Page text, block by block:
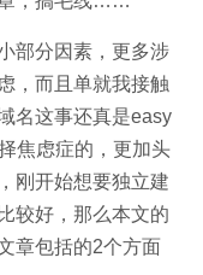
部分因素，更多涉
，而且单就我接触
名这事还真是easy
焦虑症的，更加头
刚开始想要独立建
较好，那么本文的
章包括的2个方面